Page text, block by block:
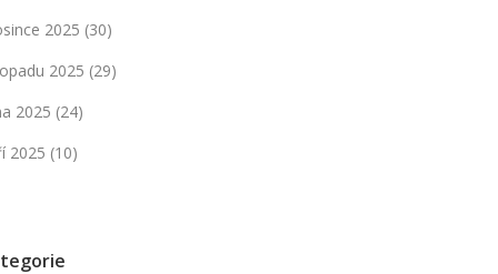
2025 (30)
2025 (29)
2025 (24)
2025 (10)